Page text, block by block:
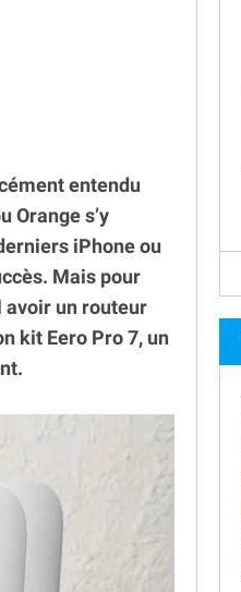
entendu
Orange s’y
iPhone ou
Mais pour
un routeur
kit Eero Pro 7, un